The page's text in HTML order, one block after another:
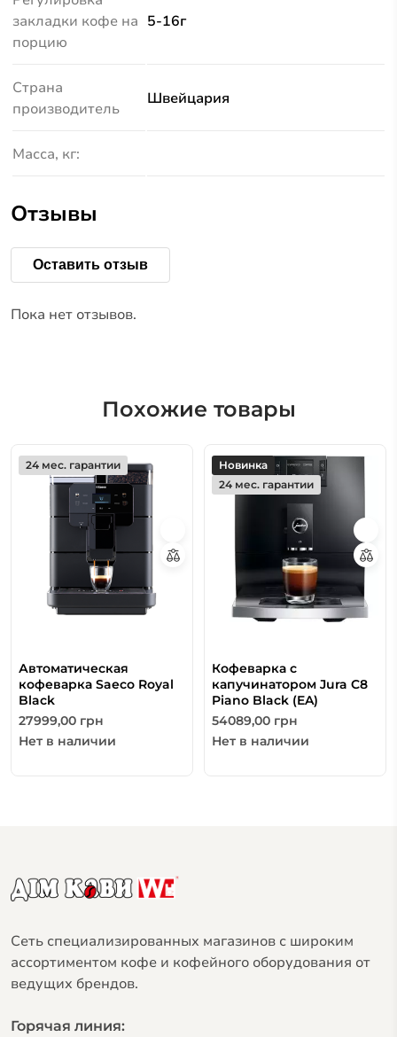
закладки кофе на
порцию
5-16г
Страна
производитель
Швейцария
Масса, кг:
Отзывы
Оставить отзыв
Пока нет отзывов.
Похожие товары
24 мес. гарантии
Автоматическая
кофеварка Saeco Royal
Black
27999,00 грн
Нет в наличии
Новинка
24 мес. гарантии
Кофеварка с
капучинатором Jura C8
Piano Black (EA)
54089,00 грн
Нет в наличии
Сеть специализированных магазинов с широким
ассортиментом кофе и кофейного оборудования от
ведущих брендов.
Горячая линия: